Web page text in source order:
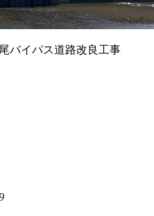
バイパス道路改良工事